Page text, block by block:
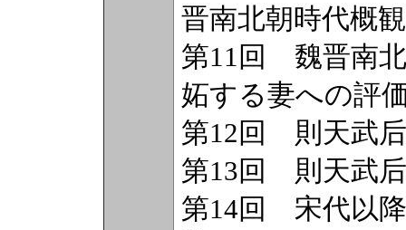
晋南北朝時代概観
第11回 魏晋南
妬する妻への評
第12回 則天武
第13回 則天武
第14回 宋代以